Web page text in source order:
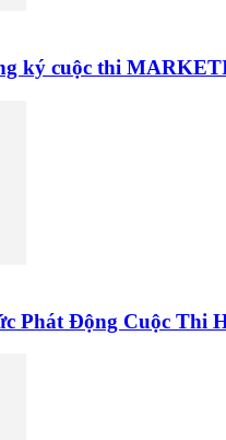
ký cuộc thi
Phát Động Cuộc Thi